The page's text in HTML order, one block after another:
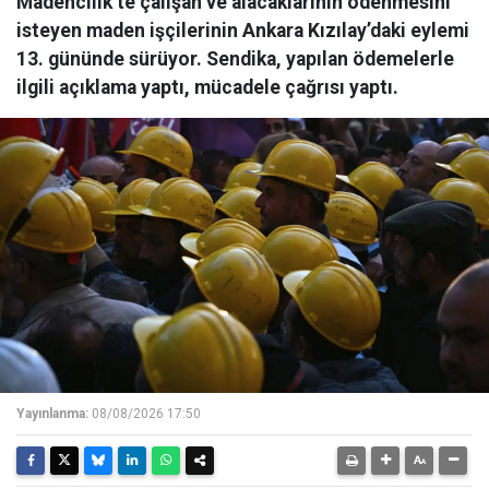
isteyen maden işçilerinin Ankara Kızılay’daki eylemi
13. gününde sürüyor. Sendika, yapılan ödemelerle
ilgili açıklama yaptı, mücadele çağrısı yaptı.
Yayınlanma: 08/08/2026 17:50